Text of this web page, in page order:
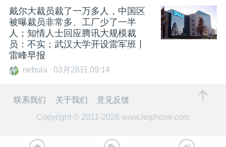
戴尔大裁员裁了一万多人，中国区
被曝裁员非常多、工厂少了一半
人；知情人士回应腾讯大规模裁
员：不实；武汉大学开设雷军班丨
雷峰早报
nebula 03月28日 09:14
联系我们 关于我们
意见反馈
Copyright © 2011-2026 www.leiphone.com